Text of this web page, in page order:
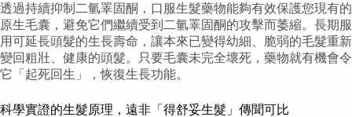
透過持續抑制二氫睪固酮，口服生髮藥物能夠有效保護您現有的
原生毛囊，避免它們繼續受到二氫睪固酮的攻擊而萎縮。長期服
用可延長頭髮的生長壽命，讓本來已變得幼細、脆弱的毛髮重新
變回粗壯、健康的頭髮。只要毛囊未完全壞死，藥物就有機會令
它「起死回生」，恢復生長功能。
科學實證的生髮原理，遠非「得舒妥生髮」傳聞可比